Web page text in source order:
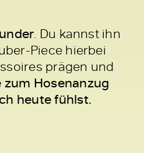
. Du kannst ihn
Piece hierbei
prägen und
zum Hosenanzug
heute fühlst.